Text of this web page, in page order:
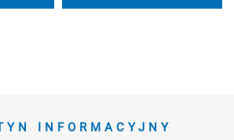
INFORMACYJNY